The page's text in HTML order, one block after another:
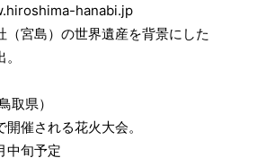
hanabi.jp
（宮島）の世界遺産を背景にした
取県）
催される花火大会。
中旬予定